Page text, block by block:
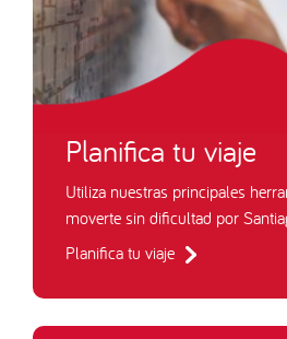
Planifica tu viaje
Utiliza nuestras principales
moverte sin dificultad por
Planifica tu viaje